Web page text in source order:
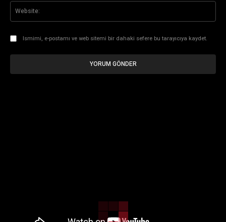
Ismimi, e-postamı ve web sitemi bir dahaki sefere bu tarayıcıya kaydet.